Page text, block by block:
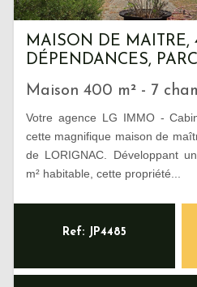
MAISON DE MAITRE,
DÉPENDANCES,
Maison 400 m² - 7
Votre agence LG IMMO -
cette magnifique maison de
de LORIGNAC. Développant
m² habitable, cette propriété...
Ref: JP4485